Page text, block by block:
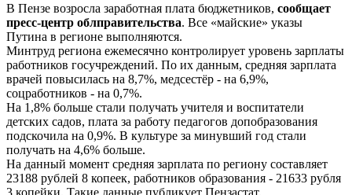
В Пензе возросла заработная плата бюджетников, сообщает
пресс-центр облправительства. Все «майские» указы
Путина в регионе выполняются.
Минтруд региона ежемесячно контролирует уровень зарплаты
работников госучреждений. По их данным, средняя зарплата
врачей повысилась на 8,7%, медсестёр - на 6,9%,
соцработников - на 0,7%.
На 1,8% больше стали получать учителя и воспитатели
детских садов, плата за работу педагогов допобразования
подскочила на 0,9%. В культуре за минувший год стали
получать на 4,6% больше.
На данный момент средняя зарплата по региону составляет
23188 рублей 8 копеек, работников образования - 21633 рубля
3 копейки. Такие данные публикует Пензастат.